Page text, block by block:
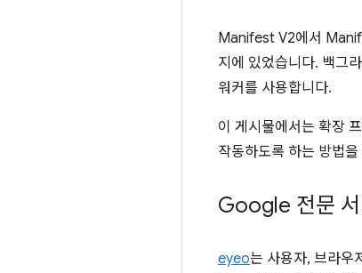
Manifest V2에서
지에 있었습니다. 백그
워커를 사용합니다.
이 게시물에서는 확장
작동하도록 하는 방법
Google 전문
eyeo는 사용자, 브라우